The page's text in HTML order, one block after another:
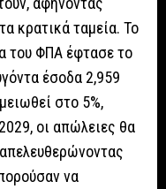
κρατικά ταμεία. Το
του ΦΠΑ έφτασε το
έσοδα 2,959
στο 5%,
οι απώλειες θα
να